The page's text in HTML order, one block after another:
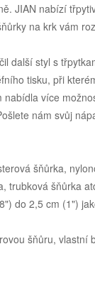
JIAN nabízí
na krk vám
další styl s
tisku, při
více
nám svůj
šňůrka,
trubková šňůrka
do 2,5 cm (1")
šňůru, vlastní